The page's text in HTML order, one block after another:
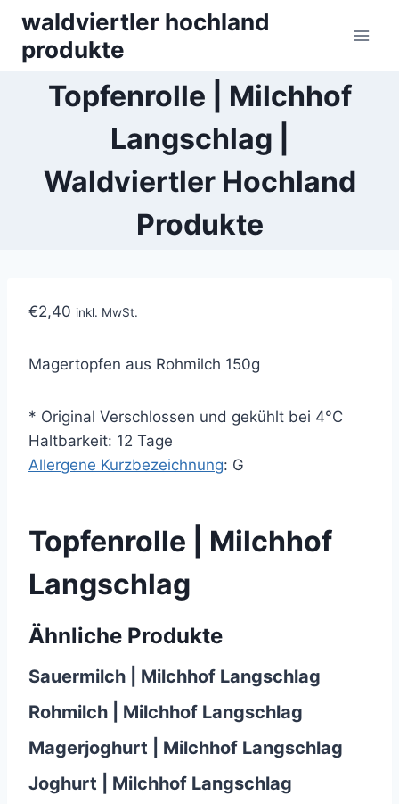
content
waldviertler hochland
produkte
Topfenrolle | Milchhof
Langschlag |
Waldviertler Hochland
Produkte
€2,40 inkl. MwSt.
Magertopfen aus Rohmilch 150g
* Original Verschlossen und gekühlt bei 4°C
Haltbarkeit: 12 Tage
Allergene Kurzbezeichnung: G
Topfenrolle | Milchhof
Langschlag
Ähnliche Produkte
Sauermilch | Milchhof Langschlag
Rohmilch | Milchhof Langschlag
Magerjoghurt | Milchhof Langschlag
Joghurt | Milchhof Langschlag